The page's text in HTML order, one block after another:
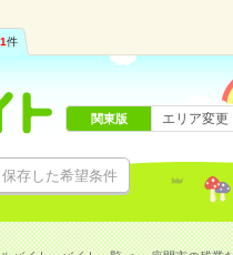
件
保存した希望条件
関東版 エリア変更